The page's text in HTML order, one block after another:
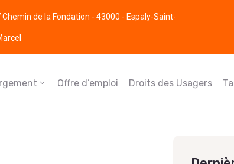
Chemin de la Fondation - 43000 - Espaly-Saint-
Offre d’emploi Droits des Usagers